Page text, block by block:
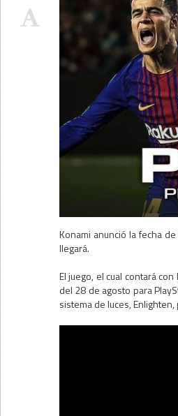
Konami anunció la fecha
llegará.
El juego, el cual contará
del 28 de agosto para
sistema de luces,